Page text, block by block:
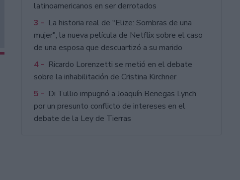
latinoamericanos en ser derrotados
3 - La historia real de "Elize: Sombras de una
mujer", la nueva película de Netflix sobre el caso
de una esposa que descuartizó a su marido
4 - Ricardo Lorenzetti se metió en el debate
sobre la inhabilitación de Cristina Kirchner
5 - Di Tullio impugnó a Joaquín Benegas Lynch
por un presunto conflicto de intereses en el
debate de la Ley de Tierras